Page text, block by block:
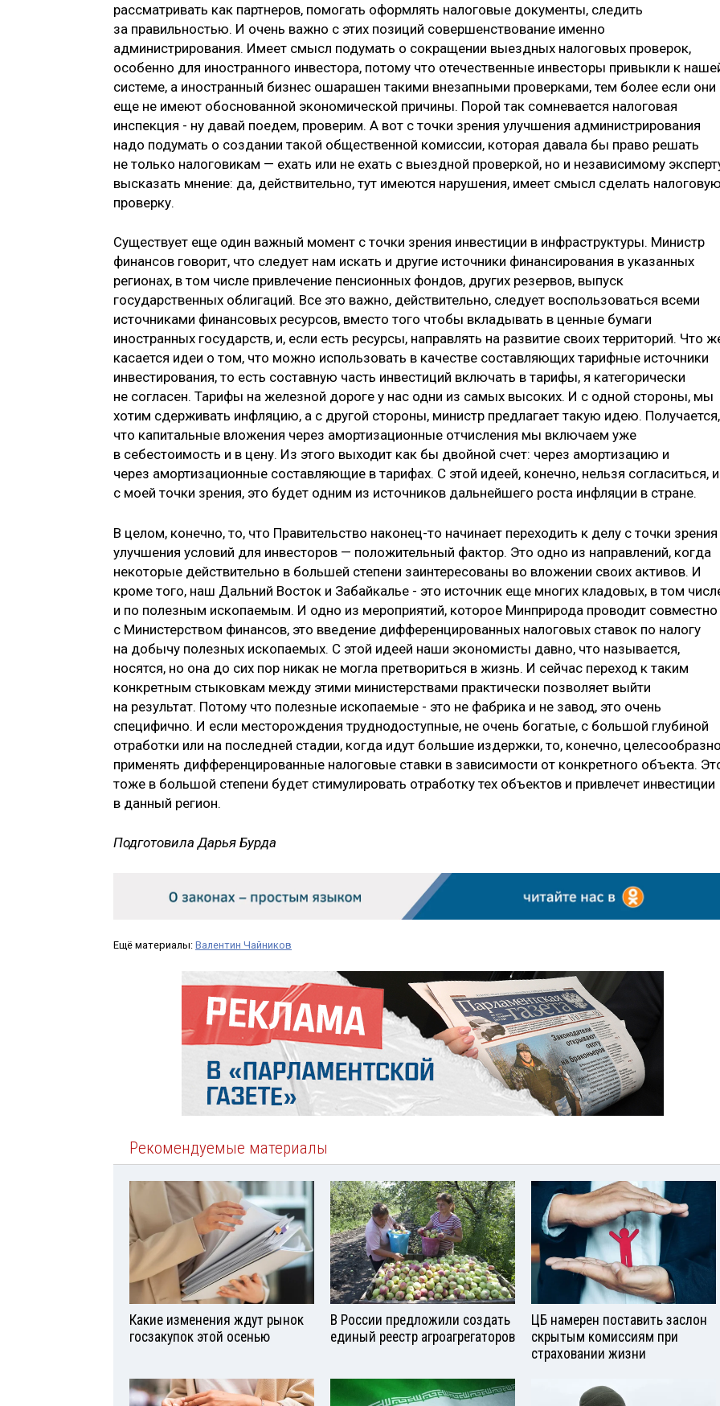
рассматривать как партнеров, помогать оформлять налоговые документы, следить
за правильностью. И очень важно с этих позиций совершенствование именно
администрирования. Имеет смысл подумать о сокращении выездных налоговых проверок,
особенно для иностранного инвестора, потому что отечественные инвесторы привыкли к
системе, а иностранный бизнес ошарашен такими внезапными проверками, тем более если они
еще не имеют обоснованной экономической причины. Порой так сомневается налоговая
инспекция - ну давай поедем, проверим. А вот с точки зрения улучшения администрирования
надо подумать о создании такой общественной комиссии, которая давала бы право решать
не только налоговикам — ехать или не ехать с выездной проверкой, но и независимому
высказать мнение: да, действительно, тут имеются нарушения, имеет смысл сделать
проверку.
Существует еще один важный момент с точки зрения инвестиции в инфраструктуры. Министр
финансов говорит, что следует нам искать и другие источники финансирования в указанных
регионах, в том числе привлечение пенсионных фондов, других резервов, выпуск
государственных облигаций. Все это важно, действительно, следует воспользоваться всеми
источниками финансовых ресурсов, вместо того чтобы вкладывать в ценные бумаги
иностранных государств, и, если есть ресурсы, направлять на развитие своих территорий. Что
касается идеи о том, что можно использовать в качестве составляющих тарифные источники
инвестирования, то есть составную часть инвестиций включать в тарифы, я категорически
не согласен. Тарифы на железной дороге у нас одни из самых высоких. И с одной стороны, мы
хотим сдерживать инфляцию, а с другой стороны, министр предлагает такую идею. Получается,
что капитальные вложения через амортизационные отчисления мы включаем уже
в себестоимость и в цену. Из этого выходит как бы двойной счет: через амортизацию и
через амортизационные составляющие в тарифах. С этой идеей, конечно, нельзя согласиться, и
с моей точки зрения, это будет одним из источников дальнейшего роста инфляции в стране.
В целом, конечно, то, что Правительство наконец-то начинает переходить к делу с точки зрения
улучшения условий для инвесторов — положительный фактор. Это одно из направлений, когда
некоторые действительно в большей степени заинтересованы во вложении своих активов. И
кроме того, наш Дальний Восток и Забайкалье - это источник еще многих кладовых, в том
и по полезным ископаемым. И одно из мероприятий, которое Минприрода проводит совместно
с Министерством финансов, это введение дифференцированных налоговых ставок по налогу
на добычу полезных ископаемых. С этой идеей наши экономисты давно, что называется,
носятся, но она до сих пор никак не могла претвориться в жизнь. И сейчас переход к таким
конкретным стыковкам между этими министерствами практически позволяет выйти
на результат. Потому что полезные ископаемые - это не фабрика и не завод, это очень
специфично. И если месторождения труднодоступные, не очень богатые, с большой глубиной
отработки или на последней стадии, когда идут большие издержки, то, конечно,
применять дифференцированные налоговые ставки в зависимости от конкретного объекта.
тоже в большой степени будет стимулировать отработку тех объектов и привлечет инвестиции
в данный регион.
Подготовила Дарья Бурда
Ещё материалы: Валентин Чайников
Рекомендуемые материалы
Какие изменения ждут рынок
госзакупок этой осенью
В России предложили создать
единый реестр агроагрегаторов
ЦБ намерен поставить заслон
скрытым комиссиям при
страховании жизни